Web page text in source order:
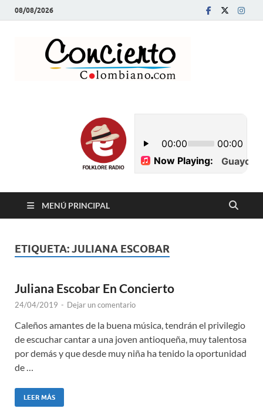
08/08/2026
MENÚ PRINCIPAL
ETIQUETA:JULIANA ESCOBAR
Juliana Escobar En Concierto
24/04/2019 - Dejar un comentario
Caleños amantes de la buena música, tendrán el privilegio
de escuchar cantar a una joven antioqueña, muy talentosa
por demás y que desde muy niña ha tenido la oportunidad
de …
LEER MÁS